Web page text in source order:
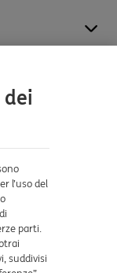
dei
l’uso del
parti.
suddivisi